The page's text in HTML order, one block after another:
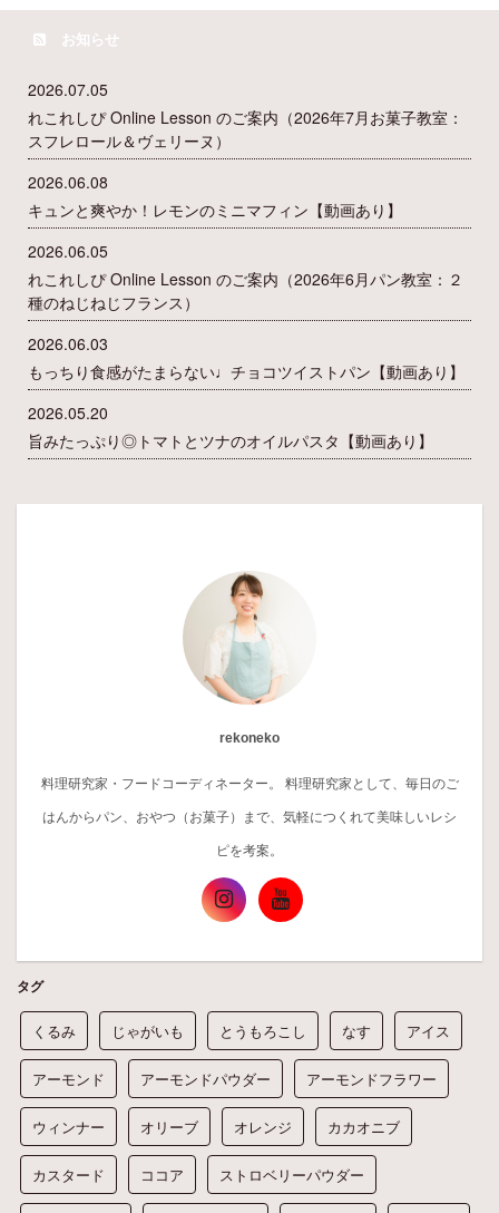
お知らせ
2026.07.05
れこれしぴ Online Lesson のご案内（2026年7月お菓子教室：
スフレロール＆ヴェリーヌ）
2026.06.08
キュンと爽やか！レモンのミニマフィン【動画あり】
2026.06.05
れこれしぴ Online Lesson のご案内（2026年6月パン教室：２
種のねじねじフランス）
2026.06.03
もっちり食感がたまらない♩チョコツイストパン【動画あり】
2026.05.20
旨みたっぷり◎トマトとツナのオイルパスタ【動画あり】
rekoneko
料理研究家・フードコーディネーター。 料理研究家として、毎日のご
はんからパン、おやつ（お菓子）まで、気軽につくれて美味しいレシ
ピを考案。
タグ
くるみ じゃがいも とうもろこし なす アイス
アーモンド アーモンドパウダー アーモンドフラワー
ウィンナー オリーブ オレンジ カカオニブ
カスタード ココア ストロベリーパウダー